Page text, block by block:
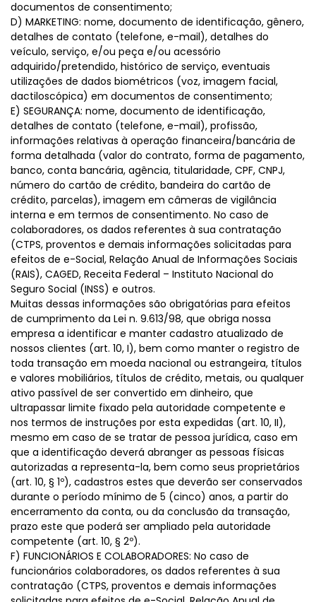
documentos de consentimento;
D) MARKETING: nome, documento de identificação, gênero,
detalhes de contato (telefone, e-mail), detalhes do
veículo, serviço, e/ou peça e/ou acessório
adquirido/pretendido, histórico de serviço, eventuais
utilizações de dados biométricos (voz, imagem facial,
dactiloscópica) em documentos de consentimento;
E) SEGURANÇA: nome, documento de identificação,
detalhes de contato (telefone, e-mail), profissão,
informações relativas à operação financeira/bancária de
forma detalhada (valor do contrato, forma de pagamento,
banco, conta bancária, agência, titularidade, CPF, CNPJ,
número do cartão de crédito, bandeira do cartão de
crédito, parcelas), imagem em câmeras de vigilância
interna e em termos de consentimento. No caso de
colaboradores, os dados referentes à sua contratação
(CTPS, proventos e demais informações solicitadas para
efeitos de e-Social, Relação Anual de Informações Sociais
(RAIS), CAGED, Receita Federal – Instituto Nacional do
Seguro Social (INSS) e outros.
Muitas dessas informações são obrigatórias para efeitos
de cumprimento da Lei n. 9.613/98, que obriga nossa
empresa a identificar e manter cadastro atualizado de
nossos clientes (art. 10, I), bem como manter o registro de
toda transação em moeda nacional ou estrangeira, títulos
e valores mobiliários, títulos de crédito, metais, ou qualquer
ativo passível de ser convertido em dinheiro, que
ultrapassar limite fixado pela autoridade competente e
nos termos de instruções por esta expedidas (art. 10, II),
mesmo em caso de se tratar de pessoa jurídica, caso em
que a identificação deverá abranger as pessoas físicas
autorizadas a representa-la, bem como seus proprietários
(art. 10, § 1º), cadastros estes que deverão ser conservados
durante o período mínimo de 5 (cinco) anos, a partir do
encerramento da conta, ou da conclusão da transação,
prazo este que poderá ser ampliado pela autoridade
competente (art. 10, § 2º).
F) FUNCIONÁRIOS E COLABORADORES: No caso de
funcionários colaboradores, os dados referentes à sua
contratação (CTPS, proventos e demais informações